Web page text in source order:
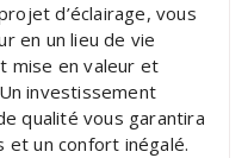
d’éclairage, vous
en un lieu de vie
mise en valeur et
investissement
qualité vous garantira
et un confort inégalé.